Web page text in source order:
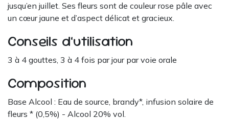
jusqu’en juillet. Ses fleurs sont de couleur rose pâle avec
un cœur jaune et d’aspect délicat et gracieux.
Conseils d’utilisation
3 à 4 gouttes, 3 à 4 fois par jour par voie orale
Composition
Base Alcool : Eau de source, brandy*, infusion solaire de
fleurs * (0,5%) - Alcool 20% vol.